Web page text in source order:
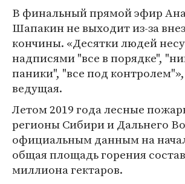
В финальный прямой эфир
Шапакин не выходит из-за
кончины. «Десятки людей
надписями "все в порядке",
паники", "все под
ведущая.
Летом 2019 года лесные
регионы Сибири и Дальнего
официальным данным на
общая площадь горения
миллиона гектаров.